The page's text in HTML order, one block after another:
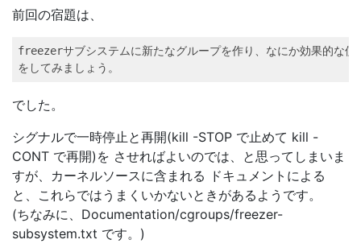
前回の宿題は、
freezerサブシステムに新たなグループを作り、なにか効果的な
をしてみましょう。
でした。
シグナルで一時停止と再開(kill -STOP で止めて kill -
CONT で再開)を させればよいのでは、と思ってしまいま
すが、カーネルソースに含まれる ドキュメントによる
と、これらではうまくいかないときがあるようです。
(ちなみに、Documentation/cgroups/freezer-
subsystem.txt です。)